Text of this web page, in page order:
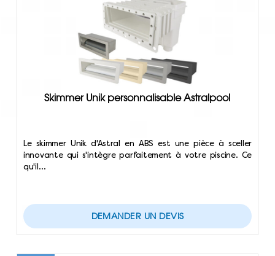
Skimmer Unik personnalisable Astralpool
Le skimmer Unik d'Astral en ABS est une pièce à sceller
innovante qui s'intègre parfaitement à votre piscine. Ce
qu'il…
DEMANDER UN DEVIS